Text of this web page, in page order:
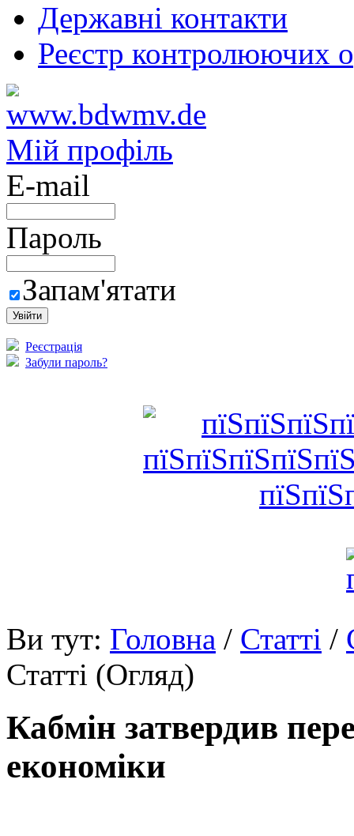
Державні контакти
Реєстр контролюючих
Мій профіль
E-mail
Пароль
Запам'ятати
Реєстрація
Забули пароль?
Ви тут: Головна / Статті /
Статті (Огляд)
Кабмін затвердив
економіки